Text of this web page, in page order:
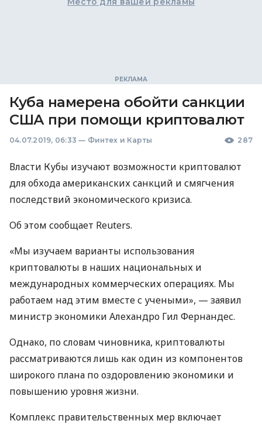
Куба намерена обойти санкции
США при помощи криптовалют
04.07.2019, 06:33 — Финтех и Карты 287
Власти Кубы изучают возможности криптовалют
для обхода американских санкций и смягчения
последствий экономического кризиса.
Об этом сообщает Reuters.
«Мы изучаем варианты использования
криптовалюты в наших национальных и
международных коммерческих операциях. Мы
работаем над этим вместе с учеными», — заявил
министр экономики Алехандро Гил Фернандес.
Однако, по словам чиновника, криптовалюты
рассматриваются лишь как один из компонентов
широкого плана по оздоровлению экономики и
повышению уровня жизни.
Комплекс правительственных мер включает